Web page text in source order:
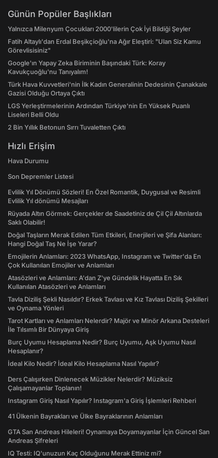
Günün Popüler Başlıkları
Yalnızca Milenyum Çocukları 2000'lilerin Çok İyi Bildiği Şeyler
Fatih Altaylı'dan Erdal Beşikçioğlu'na Ağır Eleştiri: "Ulan Siz Kamu
Görevlisisiniz"
Google'ın Yapay Zeka Biriminin Başındaki Türk: Koray
Kavukçuoğlu'nu Tanıyalım!
Türk Hava Kuvvetleri'nin İlk Kadın Generalinin Dedesinin Çanakkale
Gazisi Olduğu Ortaya Çıktı
LGS Yerleştirmelerinin Ardından Türkiye'nin En Yüksek Puanlı
Liseleri Belli Oldu
2 Bin Yıllık Betonun Sırrı Tuvaletten Çıktı
Hızlı Erişim
Hava Durumu
Son Depremler Listesi
Evlilik Yıl Dönümü Sözleri! En Özel Romantik, Duygusal ve Resimli
Evlilik Yıl dönümü Mesajları
Rüyada Altın Görmek: Gerçekler de Saadetiniz de Çil Çil Altınlarda
Saklı Olabilir!
Doğal Taşların Merak Edilen Tüm Etkileri, Enerjileri ve Şifa Alanları:
Hangi Doğal Taş Ne İşe Yarar?
Emojilerin Anlamları: 2023 WhatsApp, Instagram ve Twitter'da En
Çok Kullanılan Emojiler ve Anlamları
Atasözleri ve Anlamları: A'dan Z'ye Gündelik Hayatta En Sık
Kullanılan Atasözleri ve Anlamları
Tavla Diziliş Şekli Nasıldır? Erkek Tavlası ve Kız Tavlası Diziliş Şekilleri
ve Oynama Yönleri
Tarot Kartları ve Anlamları Nelerdir? Majör ve Minör Arkana Desteleri
İle Tılsımlı Bir Dünyaya Giriş
Burç Uyumu Hesaplama Nedir? Burç Uyumu, Aşk Uyumu Nasıl
Hesaplanır?
İdeal Kilo Nedir? İdeal Kilo Hesaplama Nasıl Yapılır?
Ders Çalışırken Dinlenecek Müzikler Nelerdir? Müziksiz
Çalışamayanlar Toplanın!
Instagram Giriş Nasıl Yapılır? Instagram'a Giriş İşlemleri Rehberi
41 Ülkenin Bayrakları ve Ülke Bayraklarının Anlamları
GTA San Andreas Hileleri! Oynamaya Doyamayanlar İçin Güncel San
Andreas Şifreleri
IQ Testi: IQ'unuzun Kaç Olduğunu Merak Ettiniz mi?